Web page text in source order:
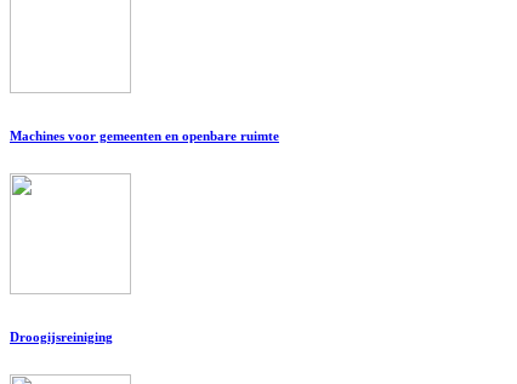
Machines voor gemeenten en openbare ruimte
Droogijsreiniging